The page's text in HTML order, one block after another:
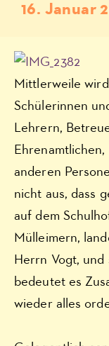
16. Januar
Mittlerweile
Schülerinnen
Lehrern,
anderen
nicht aus, dass
auf dem
Mülleimern,
Herrn Vogt,
bedeutet es
wieder alles